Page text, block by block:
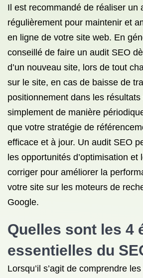
Il est recommandé de réaliser un
régulièrement pour maintenir et
en ligne de votre site web. En
conseillé de faire un audit SEO
d’un nouveau site, lors de tout
sur le site, en cas de baisse de
positionnement dans les
simplement de manière
que votre stratégie de
efficace et à jour. Un audit SEO
les opportunités d’optimisation et
corriger pour améliorer la
votre site sur les moteurs de
Google.
Quelles sont les 4
essentielles du
Lorsqu’il s’agit de comprendre